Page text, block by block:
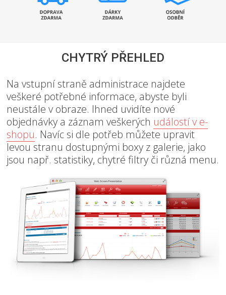
CHYTRÝ PŘEHLED
Na vstupní straně administrace najdete
veškeré potřebné informace, abyste byli
neustále v obraze. Ihned uvidíte nové
objednávky a záznam veškerých událostí v e-
shopu. Navíc si dle potřeb můžete upravit
levou stranu dostupnými boxy z galerie, jako
jsou např. statistiky, chytré filtry či různá menu.